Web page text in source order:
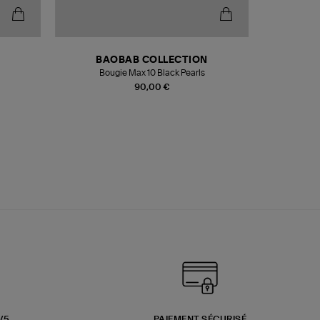
90,00 €
BAOBAB COLLECTION
Bougie Max 10 Black Pearls